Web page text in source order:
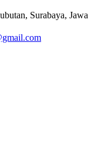
Surabaya, Jawa